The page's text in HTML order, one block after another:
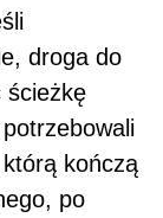
droga do
ścieżkę
kończą
po